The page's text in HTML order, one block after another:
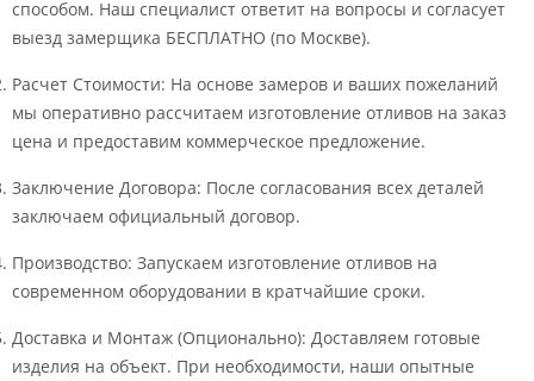
способом. Наш специалист ответит на вопросы и согласует
выезд замерщика БЕСПЛАТНО (по Москве).
Расчет Стоимости: На основе замеров и ваших пожеланий
мы оперативно рассчитаем изготовление отливов на заказ
цена и предоставим коммерческое предложение.
Заключение Договора: После согласования всех деталей
заключаем официальный договор.
Производство: Запускаем изготовление отливов на
современном оборудовании в кратчайшие сроки.
Доставка и Монтаж (Опционально): Доставляем готовые
изделия на объект. При необходимости, наши опытные